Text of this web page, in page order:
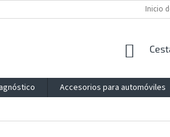
IMPRESSUMInicio
LA
Accesorios para automóviles